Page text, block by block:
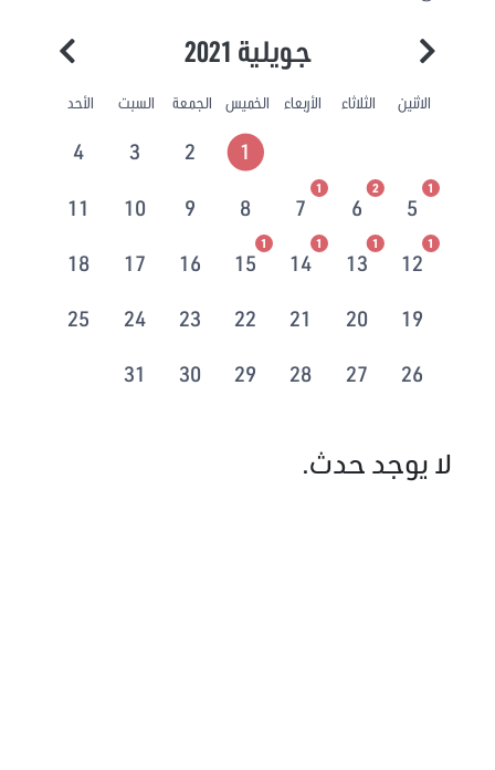
جويلية 2021
الاثنين الثلاثاء الأربعاء الخميس الجمعة السبت الأحد
1
2
3
4
5
1
6
2
7
1
8
9
10
11
12
1
13
1
14
1
15
1
16
17
18
19
20
21
22
23
24
25
26
27
28
29
30
31
لا يوجد حدث.